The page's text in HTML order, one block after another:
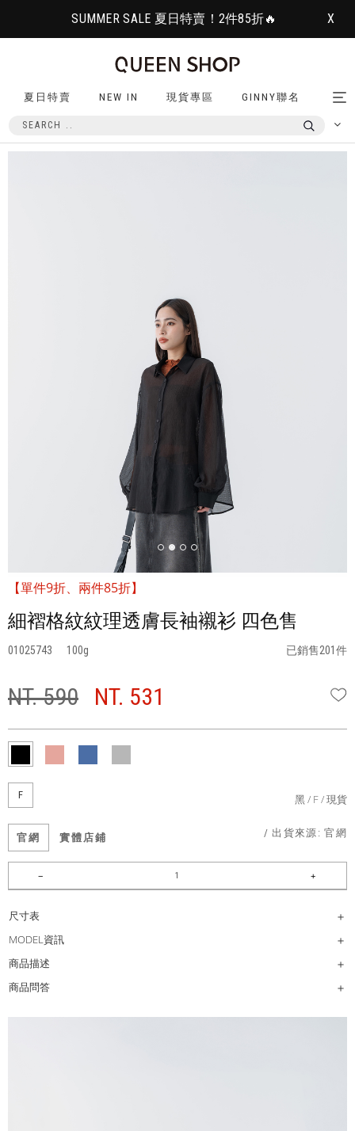
SUMMER SALE 夏日特賣！2件85折🔥 X
夏日特賣 NEW IN 現貨專區 GINNY聯名
【單件9折、兩件85折】
細褶格紋紋理透膚長袖襯衫 四色售
01025743 100 已銷售201件
NT. 590 NT. 531
F 黑 F 現貨
官網 實體店鋪 / 出貨來源:官網
尺寸表
MODEL資訊
商品描述
商品問答